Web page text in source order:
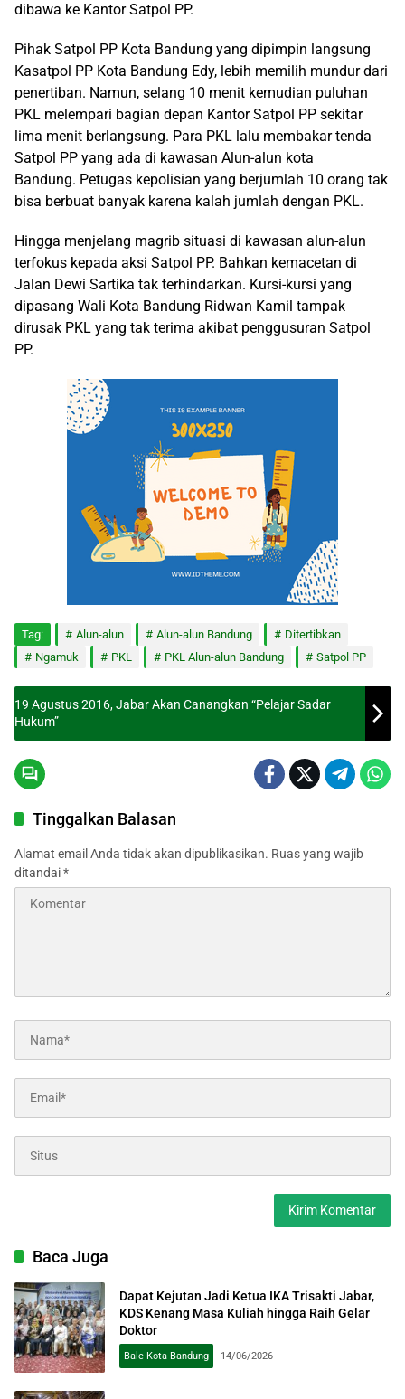
dibawa ke Kantor Satpol PP.
Pihak Satpol PP Kota Bandung yang dipimpin langsung
Kasatpol PP Kota Bandung Edy, lebih memilih mundur dari
penertiban. Namun, selang 10 menit kemudian puluhan
PKL melempari bagian depan Kantor Satpol PP sekitar
lima menit berlangsung. Para PKL lalu membakar tenda
Satpol PP yang ada di kawasan Alun-alun kota
Bandung. Petugas kepolisian yang berjumlah 10 orang tak
bisa berbuat banyak karena kalah jumlah dengan PKL.
Hingga menjelang magrib situasi di kawasan alun-alun
terfokus kepada aksi Satpol PP. Bahkan kemacetan di
Jalan Dewi Sartika tak terhindarkan. Kursi-kursi yang
dipasang Wali Kota Bandung Ridwan Kamil tampak
dirusak PKL yang tak terima akibat penggusuran Satpol
PP.
Tag: Alun-alun Alun-alun Bandung
Ditertibkan
Ngamuk
PKL PKL Alun-alun Bandung Satpol PP
19 Agustus 2016, Jabar Akan Canangkan “Pelajar Sadar
Hukum”
Tinggalkan Balasan
Alamat email Anda tidak akan dipublikasikan. Ruas yang wajib
ditandai*
Baca Juga
Dapat Kejutan Jadi Ketua IKA Trisakti Jabar,
KDS Kenang Masa Kuliah hingga Raih Gelar
Doktor
Bale Kota Bandung 14/06/2026